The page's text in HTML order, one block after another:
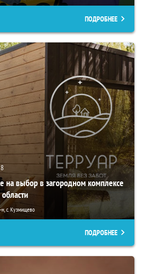
ПОДРОБНЕЕ
8
на выбор в загородном комплексе
н, с. Кузмищево
ПОДРОБНЕЕ